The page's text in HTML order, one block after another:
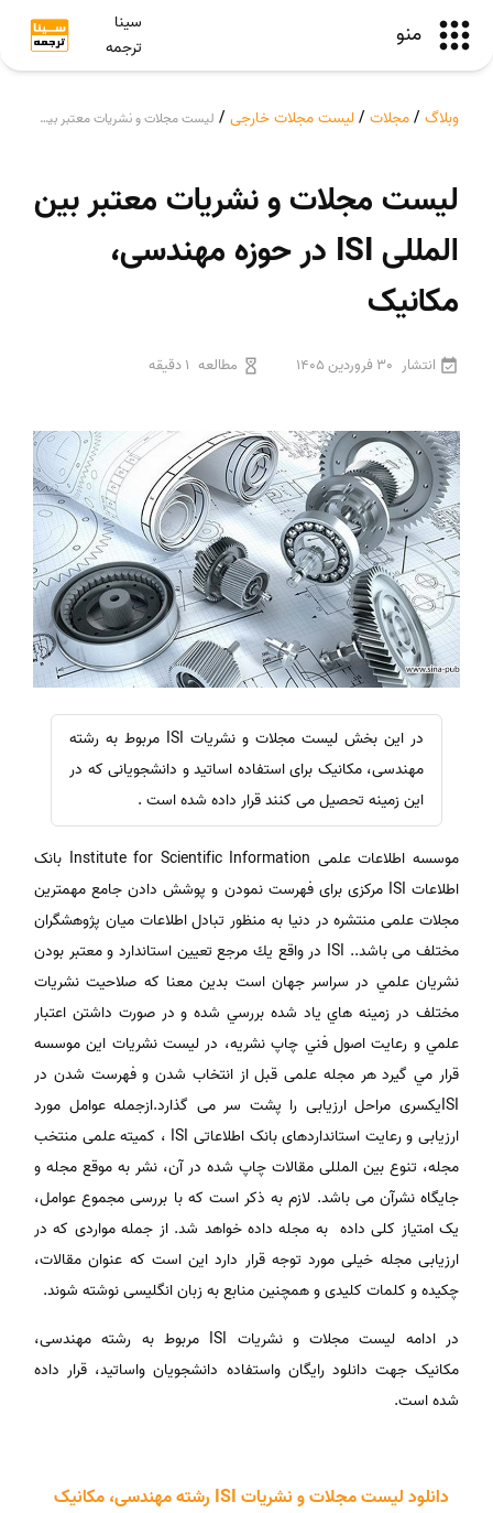
منو
سینا
ترجمه
وبلاگ /مجلات /لیست مجلات خارجی / لیست مجلات و نشریات معتبر بین المللی ISI در حوزه مهندسی، مکانیک
لیست مجلات و نشریات معتبر بین
المللی ISI در حوزه مهندسی،
مکانیک
انتشار 30 فروردین 1405 مطالعه 1 دقیقه
در این بخش لیست مجلات و نشریات ISI مربوط به رشته
مهندسی، مکانیک برای استفاده اساتید و دانشجویانی که در
این زمینه تحصیل می کنند قرار داده شده است .
موسسه اطلاعات علمی Institute for Scientific Information بانک
اطلاعات ISI مرکزی برای فهرست نمودن و پوشش دادن جامع مهمترین
مجلات علمی منتشره در دنیا به منظور تبادل اطلاعات میان پژوهشگران
مختلف می باشد.. ISI در واقع يك مرجع تعيين استاندارد و معتبر بودن
نشريان علمي در سراسر جهان است بدين معنا كه صلاحيت نشريات
مختلف در زمينه هاي ياد شده بررسي شده و در صورت داشتن اعتبار
علمي و رعايت اصول فني چاپ نشريه، در ليست نشريات اين موسسه
قرار مي گيرد هر مجله علمی قبل از انتخاب شدن و فهرست شدن در
ISIیکسری مراحل ارزیابی را پشت سر می گذارد.ازجمله عوامل مورد
ارزیابی و رعایت استانداردهای بانک اطلاعاتی ISI ، کمیته علمی منتخب
مجله، تنوع بین المللی مقالات چاپ شده در آن، نشر به موقع مجله و
جایگاه نشرآن می باشد. لازم به ذکر است که با بررسی مجموع عوامل،
یک امتیاز کلی داده به مجله داده خواهد شد. از جمله مواردی که در
ارزیابی مجله خیلی مورد توجه قرار دارد این است که عنوان مقالات،
چکیده و کلمات کلیدی و همچنین منابع به زبان انگلیسی نوشته شوند.
در ادامه لیست مجلات و نشریات ISI مربوط به رشته مهندسی،
مکانیک جهت دانلود رایگان واستفاده دانشجویان واساتید، قرار داده
شده است.
دانلود لیست مجلات و نشریات ISI رشته مهندسی، مکانیک